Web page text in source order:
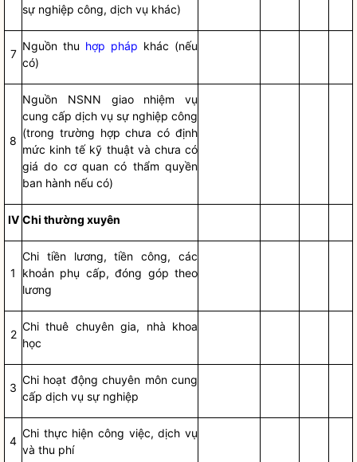
sự nghiệp công, dịch vụ khác)
7
Nguồn thu hợp pháp khác (nếu
có)
8
Nguồn NSNN giao nhiệm vụ
cung cấp dịch vụ sự nghiệp công
(trong trường hợp chưa có định
mức kinh tế kỹ thuật và chưa có
giá do cơ quan có thẩm quyền
ban hành nếu có)
IV Chi thường xuyên
1
Chi tiền lương, tiền công, các
khoản phụ cấp, đóng góp theo
lương
2
Chi thuê chuyên gia, nhà khoa
học
3
Chi hoạt động chuyên môn cung
cấp dịch vụ sự nghiệp
4
Chi thực hiện công việc, dịch vụ
và thu phí